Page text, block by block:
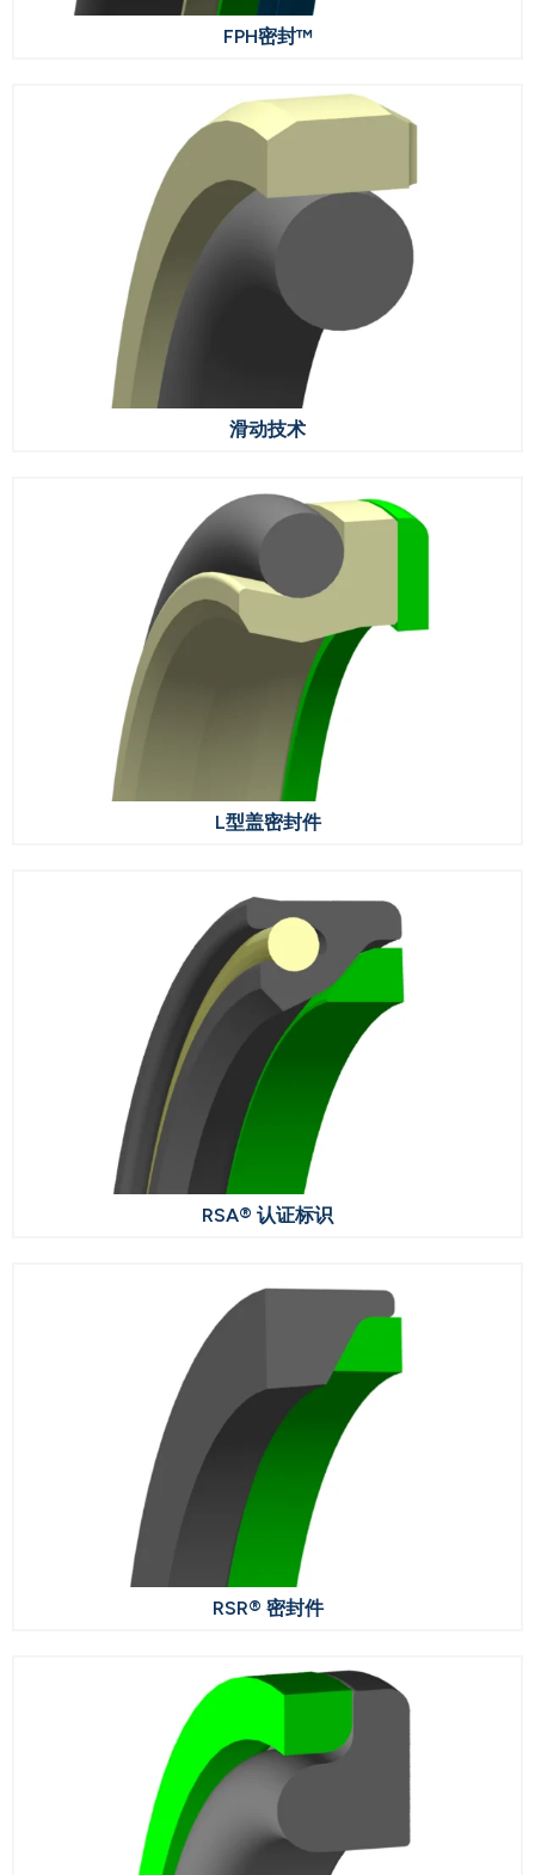
FPH密封™
滑动技术
L型盖密封件
RSA® 认证标识
RSR® 密封件